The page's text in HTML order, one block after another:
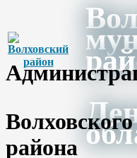
района